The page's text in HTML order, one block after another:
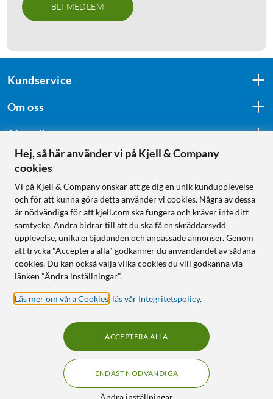
BLI MEDLEM
Kundservice
Om oss
Aktuellt
Följ oss
Handla från:
Sverige
Norge
KUNSKAP OCH TILLBEHÖR TILL
HEMELEKTRONIK
Hej, så här använder vi på Kjell & Company
cookies
Vi på Kjell & Company önskar att ge dig en unik kundupplevelse
och för att kunna göra detta använder vi cookies. Några av dessa
är nödvändiga för att kjell.com ska fungera och kräver inte ditt
samtycke. Andra bidrar till att du ska få en skräddarsydd
upplevelse, unika erbjudanden och anpassade annonser. Genom
att trycka "Acceptera alla" godkänner du användandet av sådana
cookies. Du kan också välja vilka cookies du vill godkänna via
länken "Ändra inställningar".
Läs mer om våra Cookies läs vår Integritetspolicy.
Ändra inställningar
ENDAST NÖDVÄNDIGA
ACCEPTERA ALLA